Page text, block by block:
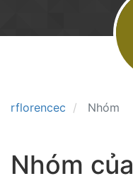
rflorencec Nhóm
Nhóm